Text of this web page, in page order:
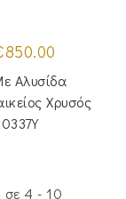
850.00
τιμή
είναι:
€850.00.
Αλυσίδα
Χρυσός
4 - 10